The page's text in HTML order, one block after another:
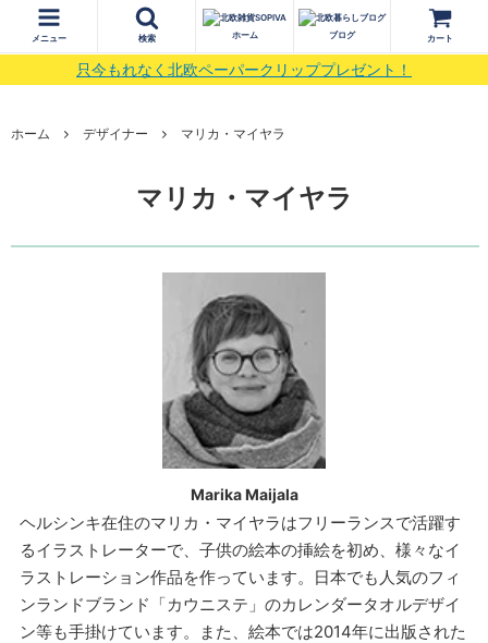
只今もれなく北欧ペーパークリッププレゼント！
メニュー 検索 ホーム ブログ カート
ホーム デザイナー マリカ・マイヤラ
マリカ・マイヤラ
Marika Maijala
ヘルシンキ在住のマリカ・マイヤラはフリーランスで活躍す
るイラストレーターで、子供の絵本の挿絵を初め、様々なイ
ラストレーション作品を作っています。日本でも人気のフィ
ンランドブランド「カウニステ」のカレンダータオルデザイ
ン等も手掛けています。また、絵本では2014年に出版された